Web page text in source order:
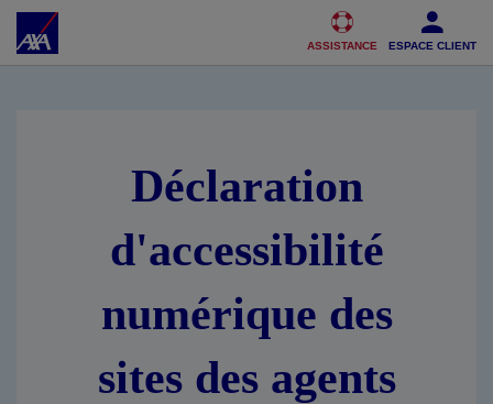
Accéder au Contenu Accéder au Pied de page
ASSISTANCE ESPACE CLIENT
Déclaration
d'accessibilité
numérique des
sites des agents